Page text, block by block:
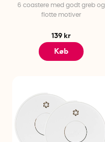
6 coastere med godt greb og
flotte motiver
139 kr
Køb